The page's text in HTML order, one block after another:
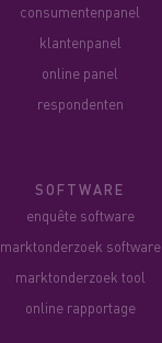
consumentenpanel
klantenpanel
online panel
respondenten
SOFTWARE
enquête software
marktonderzoek software
marktonderzoek tool
online rapportage